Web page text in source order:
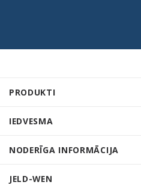
PRODUKTI
IEDVESMA
NODERĪGA INFORMĀCIJA
JELD-WEN